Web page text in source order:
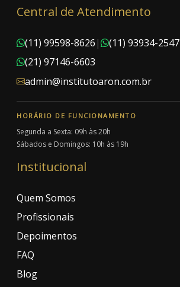
Central de Atendimento
(11) 99598-8626 |
(11) 93934-2547
(21) 97146-6603
admin@institutoaron.com.br
HORÁRIO DE FUNCIONAMENTO
Segunda a Sexta: 09h às 20h
Sábados e Domingos: 10h às 19h
Institucional
Quem Somos
Profissionais
Depoimentos
FAQ
Blog